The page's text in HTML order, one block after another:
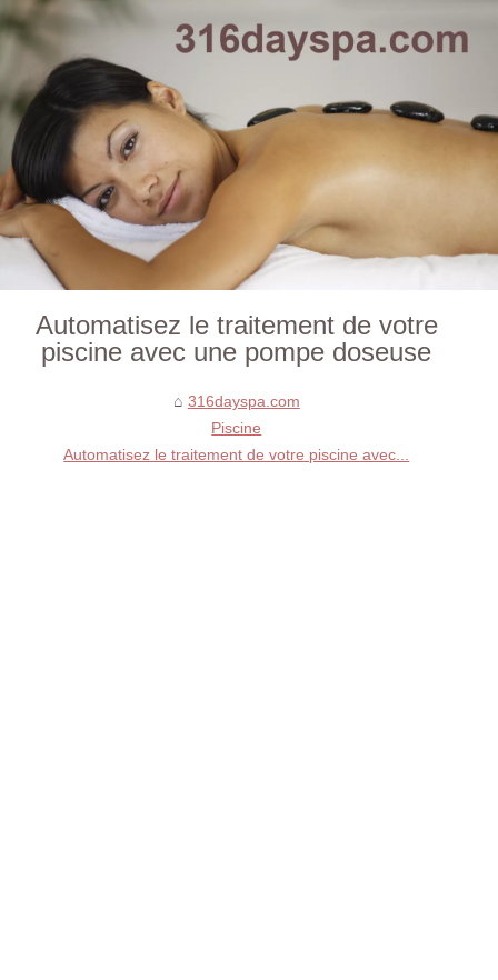
Automatisez le traitement de votre
piscine avec une pompe doseuse
316dayspa.com
Piscine
Automatisez le traitement de votre piscine avec...